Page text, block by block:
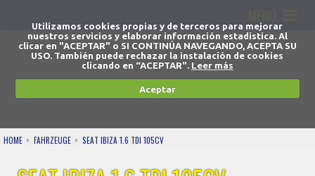
Utilizamos cookies propias y de terceros para mejorar
nuestros servicios y elaborar información estadística. Al
clicar en "ACEPTAR" o SI CONTINÚA NAVEGANDO, ACEPTA SU
USO. También puede rechazar la instalación de cookies
clicando en “ACEPTAR". Leer más
Aceptar
HOME FAHRZEUGE SEAT IBIZA 1.6 TDI 105CV